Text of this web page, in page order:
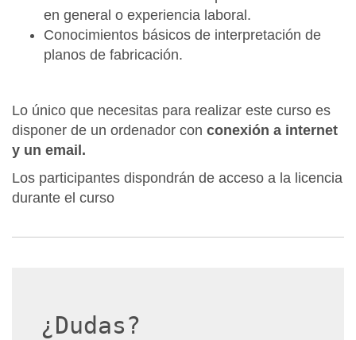
en general o experiencia laboral.
Conocimientos básicos de interpretación de
planos de fabricación.
Lo único que necesitas para realizar este curso es
disponer de un ordenador con conexión a internet
y un email.
Los participantes dispondrán de acceso a la licencia
durante el curso
¿Dudas?